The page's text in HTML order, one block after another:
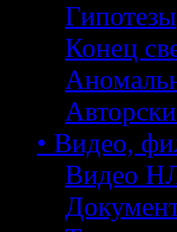
Гипотезы
Конец
• Видео,
Видео